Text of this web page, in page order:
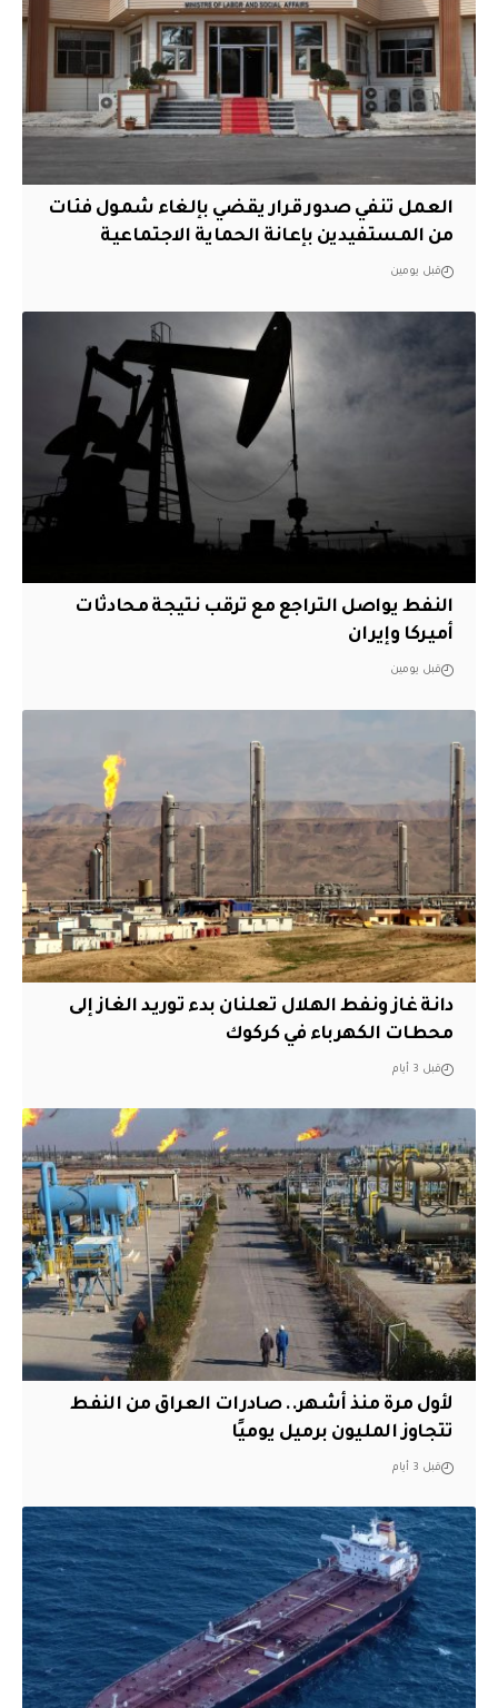
العمل تنفي صدور قرار يقضي بإلغاء شمول فئات
من المستفيدين بإعانة الحماية الاجتماعية
قبل يومين
النفط يواصل التراجع مع ترقب نتيجة محادثات
أميركا وإيران
قبل يومين
دانة غاز ونفط الهلال تعلنان بدء توريد الغاز إلى
محطات الكهرباء في كركوك
قبل 3 أيام
لأول مرة منذ أشهر.. صادرات العراق من النفط
تتجاوز المليون برميل يوميًا
قبل 3 أيام